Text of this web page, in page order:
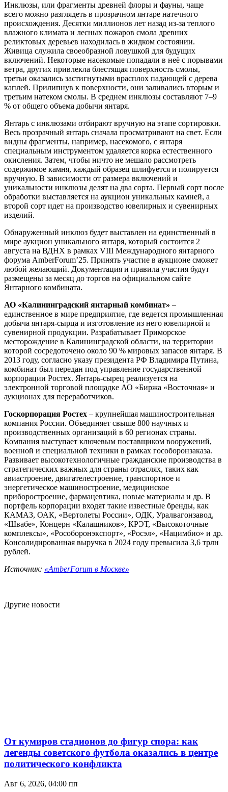
Инклюзы, или фрагменты древней флоры и фауны, чаще
всего можно разглядеть в прозрачном янтаре натечного
происхождения. Десятки миллионов лет назад из-за теплого
влажного климата и лесных пожаров смола древних
реликтовых деревьев находилась в жидком состоянии.
Живица служила своеобразной ловушкой для будущих
включений. Некоторые насекомые попадали в неё с порывами
ветра, других привлекла блестящая поверхность смолы,
третьи оказались застигнутыми врасплох падающей с дерева
каплей. Прилипнув к поверхности, они заливались вторым и
третьим натеком смолы. В среднем инклюзы составляют 7–9
% от общего объема добычи янтаря.
Янтарь с инклюзами отбирают вручную на этапе сортировки.
Весь прозрачный янтарь сначала просматривают на свет. Если
видны фрагменты, например, насекомого, с янтаря
специальным инструментом удаляется корка естественного
окисления. Затем, чтобы ничто не мешало рассмотреть
содержимое камня, каждый образец шлифуется и полируется
вручную. В зависимости от размера включений и
уникальности инклюзы делят на два сорта. Первый сорт после
обработки выставляется на аукцион уникальных камней, а
второй сорт идет на производство ювелирных и сувенирных
изделий.
Обнаруженный инклюз будет выставлен на единственный в
мире аукцион уникального янтаря, который состоится 2
августа на ВДНХ в рамках VIII Международного янтарного
форума AmberForum’25. Принять участие в аукционе сможет
любой желающий. Документация и правила участия будут
размещены за месяц до торгов на официальном сайте
Янтарного комбината.
АО «Калининградский янтарный комбинат» –
единственное в мире предприятие, где ведется промышленная
добыча янтаря-сырца и изготовление из него ювелирной и
сувенирной продукции. Разрабатывает Приморское
месторождение в Калининградской области, на территории
которой сосредоточено около 90 % мировых запасов янтаря. В
2013 году, согласно указу президента РФ Владимира Путина,
комбинат был передан под управление государственной
корпорации Ростех. Янтарь-сырец реализуется на
электронной торговой площадке АО «Биржа «Восточная» и
аукционах для переработчиков.
Госкорпорация Ростех – крупнейшая машиностроительная
компания России. Объединяет свыше 800 научных и
производственных организаций в 60 регионах страны.
Компания выступает ключевым поставщиком вооружений,
военной и специальной техники в рамках гособоронзаказа.
Развивает высокотехнологичные гражданские производства в
стратегических важных для страны отраслях, таких как
авиастроение, двигателестроение, транспортное и
энергетическое машиностроение, медицинское
приборостроение, фармацевтика, новые материалы и др. В
портфель корпорации входят такие известные бренды, как
КАМАЗ, ОАК, «Вертолеты России», ОДК, Уралвагонзавод,
«Швабе», Концерн «Калашников», КРЭТ, «Высокоточные
комплексы», «Рособоронэкспорт», «Росэл», «Нацимбио» и др.
Консолидированная выручка в 2024 году превысила 3,6 трлн
рублей.
Источник: «AmberForum в Москве»
Другие новости
От кумиров стадионов до фигур спора: как
легенды советского футбола оказались в центре
политического конфликта
Авг 6, 2026, 04:00 пп